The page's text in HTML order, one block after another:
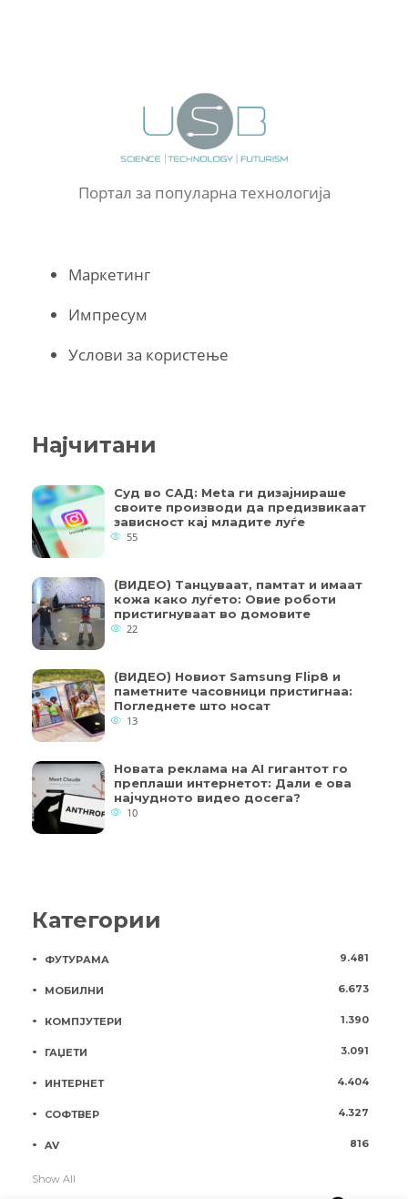
Портал за популарна технологија
Маркетинг
Импресум
Услови за користење
Најчитани
Суд во САД: Meta ги дизајнираше
своите производи да предизвикаат
зависност кај младите луѓе
55
(ВИДЕО) Танцуваат, памтат и имаат
кожа како луѓето: Овие роботи
пристигнуваат во домовите
22
(ВИДЕО) Новиот Samsung Flip8 и
паметните часовници пристигнаа:
Погледнете што носат
13
Новата реклама на AI гигантот го
преплаши интернетот: Дали е ова
најчудното видео досега?
10
Категории
ФУТУРАМА 9.481
МОБИЛНИ 6.673
КОМПЈУТЕРИ 1.390
ГАЏЕТИ 3.091
ИНТЕРНЕТ 4.404
СОФТВЕР 4.327
AV 816
Show All